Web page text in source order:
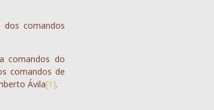
dos comandos
comandos do
comandos de
Ávila[1].